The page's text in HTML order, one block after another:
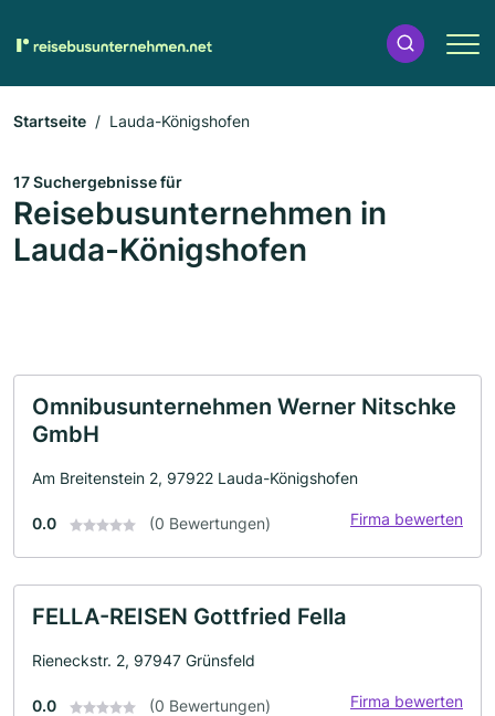
Startseite Lauda-Königshofen
17 Suchergebnisse für
Reisebusunternehmen in
Lauda-Königshofen
Omnibusunternehmen Werner Nitschke
GmbH
Am Breitenstein 2, 97922 Lauda-Königshofen
0.0 (0 Bewertungen) Firma bewerten
FELLA-REISEN Gottfried Fella
Rieneckstr. 2, 97947 Grünsfeld
0.0 (0 Bewertungen) Firma bewerten